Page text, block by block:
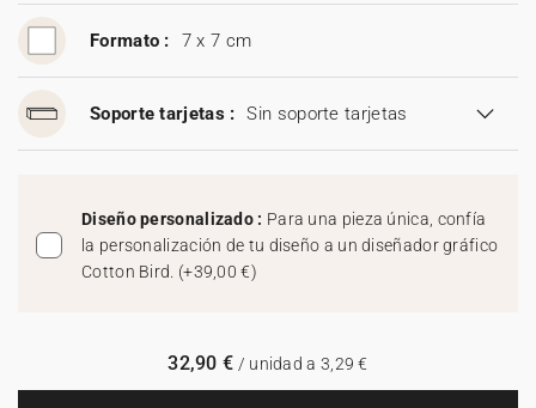
Formato : 7 x 7 cm
Soporte tarjetas : Sin soporte tarjetas
Diseño personalizado : Para una pieza única, confía
la personalización de tu diseño a un diseñador gráfico
Cotton Bird. (+39,00 €)
32,90 € / unidad a 3,29 €